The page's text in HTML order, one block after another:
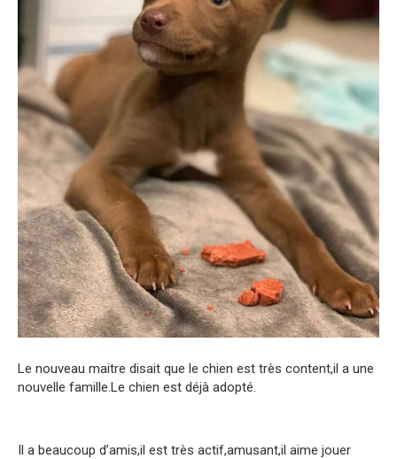
Le nouveau maitre disait que le chien est très content,il a une
nouvelle famille.Le chien est déjà adopté.
Il a beaucoup d’amis,il est très actif,amusant,il aime jouer